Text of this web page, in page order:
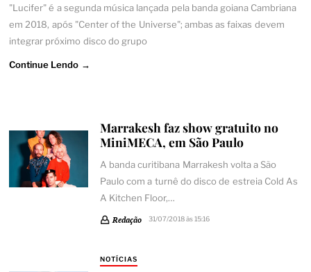
"Lucifer" é a segunda música lançada pela banda goiana Cambriana
em 2018, após "Center of the Universe"; ambas as faixas devem
integrar próximo disco do grupo
Continue Lendo →
Marrakesh faz show gratuito no
MiniMECA, em São Paulo
A banda curitibana Marrakesh volta a São
Paulo com a turnê do disco de estreia Cold As
A Kitchen Floor,…
Redação 31/07/2018 às 15:16
NOTÍCIAS